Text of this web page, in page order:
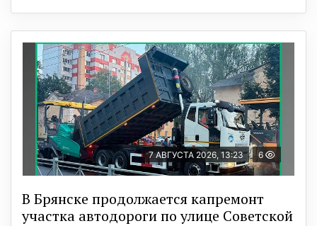
7 АВГУСТА 2026, 13:23 6
В Брянске продолжается капремонт
участка автодороги по улице Советской